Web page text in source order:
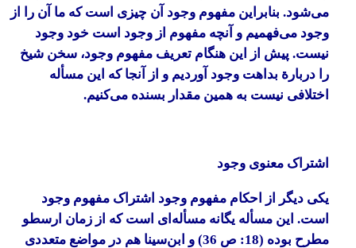
می‌شود. بنابراین مفهوم وجود آن چیزی است که ما آن را از
وجود می‌فهمیم و آنچه مفهوم از وجود است خود وجود
نیست. پیش از این هنگام تعریف مفهوم وجود، سخن شیخ
را دربارة بداهت وجود آوردیم و از آنجا که این مسأله
اختلافی نیست به همین مقدار بسنده می‌کنیم.
اشتراک معنوی وجود
یکی دیگر از احکام مفهوم وجود اشتراک مفهوم وجود
است. این مسأله یگانه مسأله‌ای است که از زمان ارسطو
مطرح بوده (18: ص 36) و ابن‌سینا هم در مواضع متعددی